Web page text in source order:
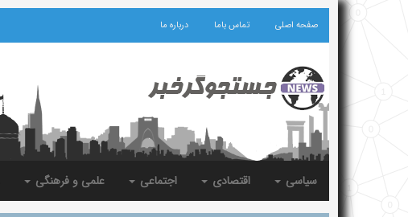
صفحه اصلی تماس باما درباره ما
سیاسی اقتصادی اجتماعی علمی و فرهنگی